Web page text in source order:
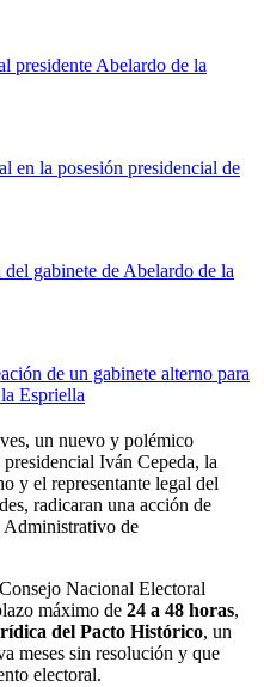
presidente Abelardo de la
en la posesión presidencial de
gabinete de Abelardo de la
de un gabinete alterno para
Espriella
un nuevo y polémico
Iván Cepeda, la
y el representante legal del
radicaran una acción de
Administrativo de
Nacional Electoral
máximo de 24 a 48 horas,
del Pacto Histórico, un
meses sin resolución y que
electoral.